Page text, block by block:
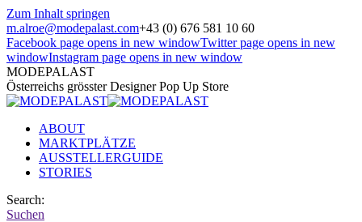
Zum Inhalt springen
m.alroe@modepalast.com+43 (0) 676 581 10 60
Facebook page opens in new windowTwitter page opens in new
windowInstagram page opens in new window
MODEPALAST
Österreichs grösster Designer Pop Up Store
ABOUT
MARKTPLÄTZE
AUSSTELLERGUIDE
STORIES
Search:
Suchen